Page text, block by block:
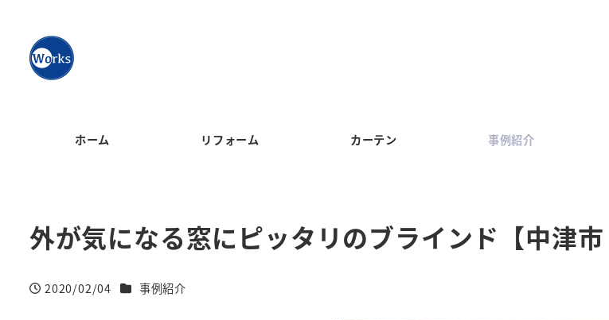
ホーム リフォーム カーテン 事例紹介
外が気になる窓にピッタリのブラインド【中津市
投稿日
2020/02/04 カテゴリー
事例紹介